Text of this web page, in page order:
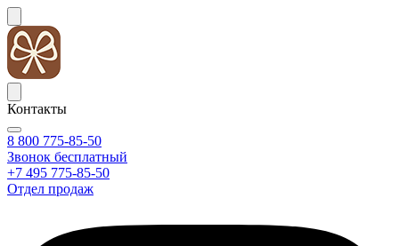
Контакты
8 800 775-85-50
Звонок бесплатный
+7 495 775-85-50
Отдел продаж